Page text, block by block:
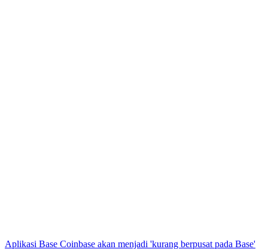
Aplikasi Base Coinbase akan menjadi 'kurang berpusat pada Base'